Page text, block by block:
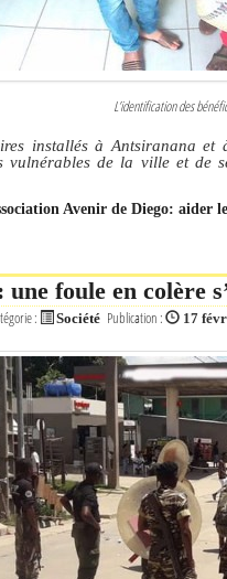
L’identification des
installés à Antsiranana et
vulnérables de la ville et de
Avenir de Diego: aider
foule en colère
: Société Publication : 17